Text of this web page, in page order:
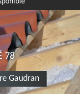
78
Gaudran